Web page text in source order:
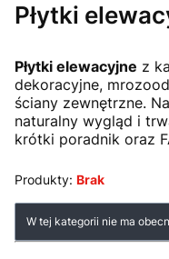
Płytki
Płytki elewacyjne z
dekoracyjne,
ściany zewnętrzne.
naturalny wygląd i
krótki poradnik oraz
Produkty: Brak
Lista
W tej kategorii nie ma